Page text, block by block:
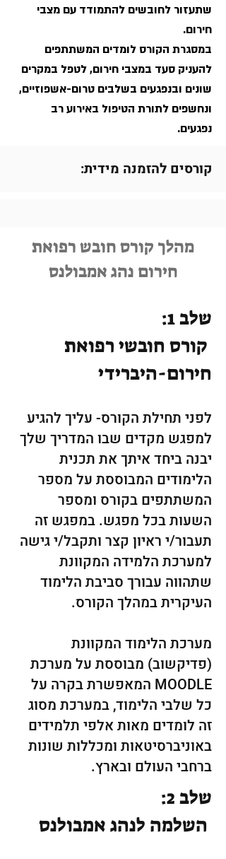
שתעזור לחובשים להתמודד עם מצבי
חירום.
במסגרת הקורס לומדים המשתתפים
להעניק סעד במצבי חירום, לטפל במקרים
שונים ובנפגעים בשלבים טרום-אשפוזיים,
ונחשפים לתורת הטיפול באירוע רב
נפגעים.
קורסים להזמנה מידית:
מהלך קורס חובש רפואת
חירום נהג אמבולנס
שלב 1:
קורס חובשי רפואת
חירום-היברידי
לפני תחילת הקורס- עליך להגיע
למפגש מקדים שבו המדריך שלך
יבנה ביחד איתך את תכנית
הלימודים המבוססת על מספר
המשתתפים בקורס ומספר
השעות בכל מפגש. במפגש זה
תעבור/י ראיון קצר ותקבל/י גישה
למערכת הלמידה המקוונת
שתהווה עבורך סביבת הלימוד
העיקרית במהלך הקורס.
מערכת הלימוד המקוונת
(פדיקשוב) מבוססת על מערכת
MOODLE המאפשרת בקרה על
כל שלבי הלימוד, במערכת מסוג
זה לומדים מאות אלפי תלמידים
באוניברסיטאות ומכללות שונות
ברחבי העולם ובארץ.
שלב 2:
השלמה לנהג אמבולנס